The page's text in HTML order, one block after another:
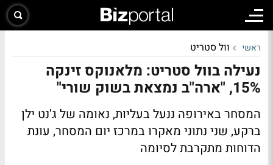
ראשי וול סטריט
נעילה בוול סטריט: מלאנוקס זינקה
15%, "ארה"ב נמצאת בשוק שורי"
המסחר באירופה ננעל בעליות, נאומה של ג'נט ילן
ברקע, שני נתוני מאקרו במרכז יום המסחר, עונת
הדוחות מתקרבת לסיומה